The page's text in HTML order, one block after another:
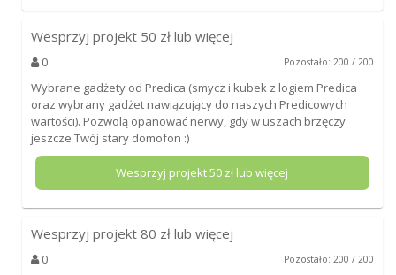
Wesprzyj projekt 50 zł lub więcej
0 Pozostało: 200 / 200
Wybrane gadżety od Predica (smycz i kubek z logiem Predica
oraz wybrany gadżet nawiązujący do naszych Predicowych
wartości). Pozwolą opanować nerwy, gdy w uszach brzęczy
jeszcze Twój stary domofon :)
Wesprzyj projekt50 zł lub więcej
Wesprzyj projekt 80 zł lub więcej
0 Pozostało: 200 / 200